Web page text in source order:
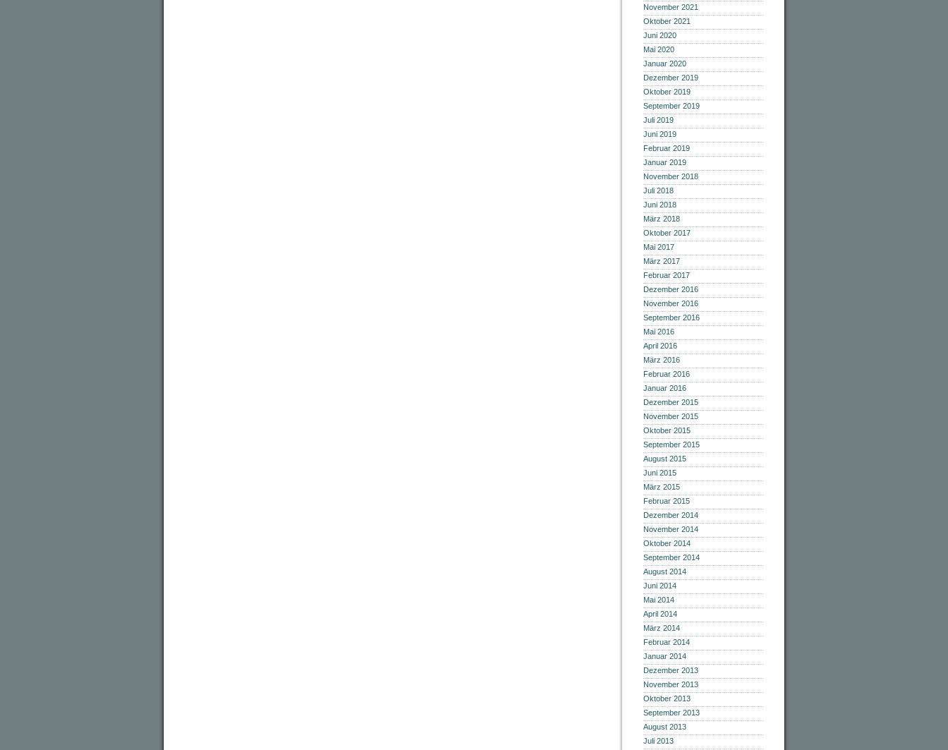
November 2021
Oktober 2021
Juni 2020
Mai 2020
Januar 2020
Dezember 2019
Oktober 2019
September 2019
Juli 2019
Juni 2019
Februar 2019
Januar 2019
November 2018
Juli 2018
Juni 2018
März 2018
Oktober 2017
Mai 2017
März 2017
Februar 2017
Dezember 2016
November 2016
September 2016
Mai 2016
April 2016
März 2016
Februar 2016
Januar 2016
Dezember 2015
November 2015
Oktober 2015
September 2015
August 2015
Juni 2015
März 2015
Februar 2015
Dezember 2014
November 2014
Oktober 2014
September 2014
August 2014
Juni 2014
Mai 2014
April 2014
März 2014
Februar 2014
Januar 2014
Dezember 2013
November 2013
Oktober 2013
September 2013
August 2013
Juli 2013